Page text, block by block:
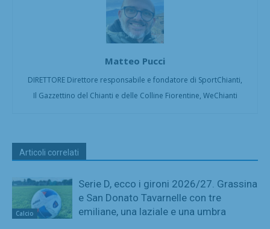
Matteo Pucci
DIRETTORE Direttore responsabile e fondatore di SportChianti,
Il Gazzettino del Chianti e delle Colline Fiorentine, WeChianti
Articoli correlati
Calcio
Serie D, ecco i gironi 2026/27. Grassina
e San Donato Tavarnelle con tre
emiliane, una laziale e una umbra